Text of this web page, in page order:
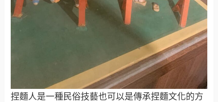
捏麵人是一種民俗技藝也可以是傳承捏麵文化的方